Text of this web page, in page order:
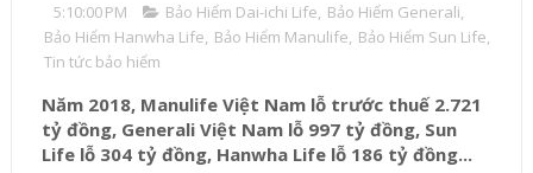
5:10:00 PM Bảo Hiểm Dai-ichi Life, Bảo Hiểm Generali,
Bảo Hiểm Hanwha Life, Bảo Hiểm Manulife, Bảo Hiểm Sun Life,
Tin tức bảo hiểm
Năm 2018, Manulife Việt Nam lỗ trước thuế 2.721
tỷ đồng, Generali Việt Nam lỗ 997 tỷ đồng, Sun
Life lỗ 304 tỷ đồng, Hanwha Life lỗ 186 tỷ đồng...